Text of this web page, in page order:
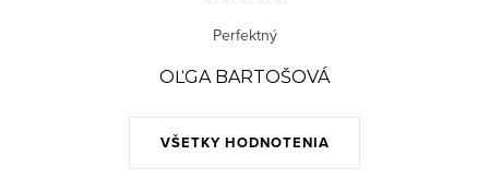
VŠETKY HODNOTENIA
Perfektný
OĽGA BARTOŠOVÁ